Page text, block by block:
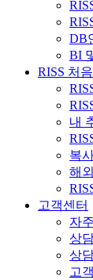
DB
BI
RISS 처
내
복
해
고객센터
자
상
상
고